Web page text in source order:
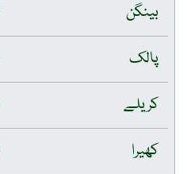
بینگن
پالک
کریلے
کھیرا